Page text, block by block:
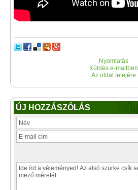
Nyomtatás
Küldés e-mailben
Az oldal tetejére
ÚJ HOZZÁSZÓLÁS